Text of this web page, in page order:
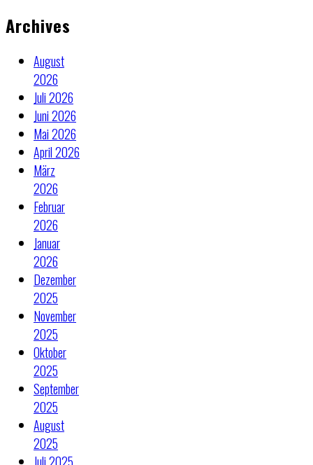
Archives
August
2026
Juli 2026
Juni 2026
Mai 2026
April 2026
März
2026
Februar
2026
Januar
2026
Dezember
2025
November
2025
Oktober
2025
September
2025
August
2025